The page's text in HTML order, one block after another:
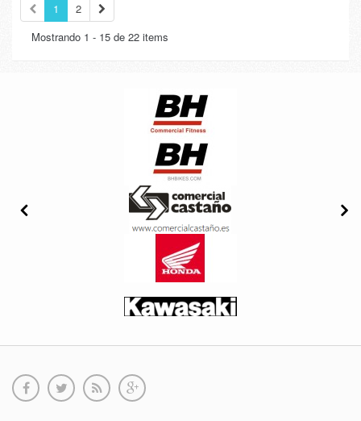
1
2
Mostrando 1 - 15 de 22 items